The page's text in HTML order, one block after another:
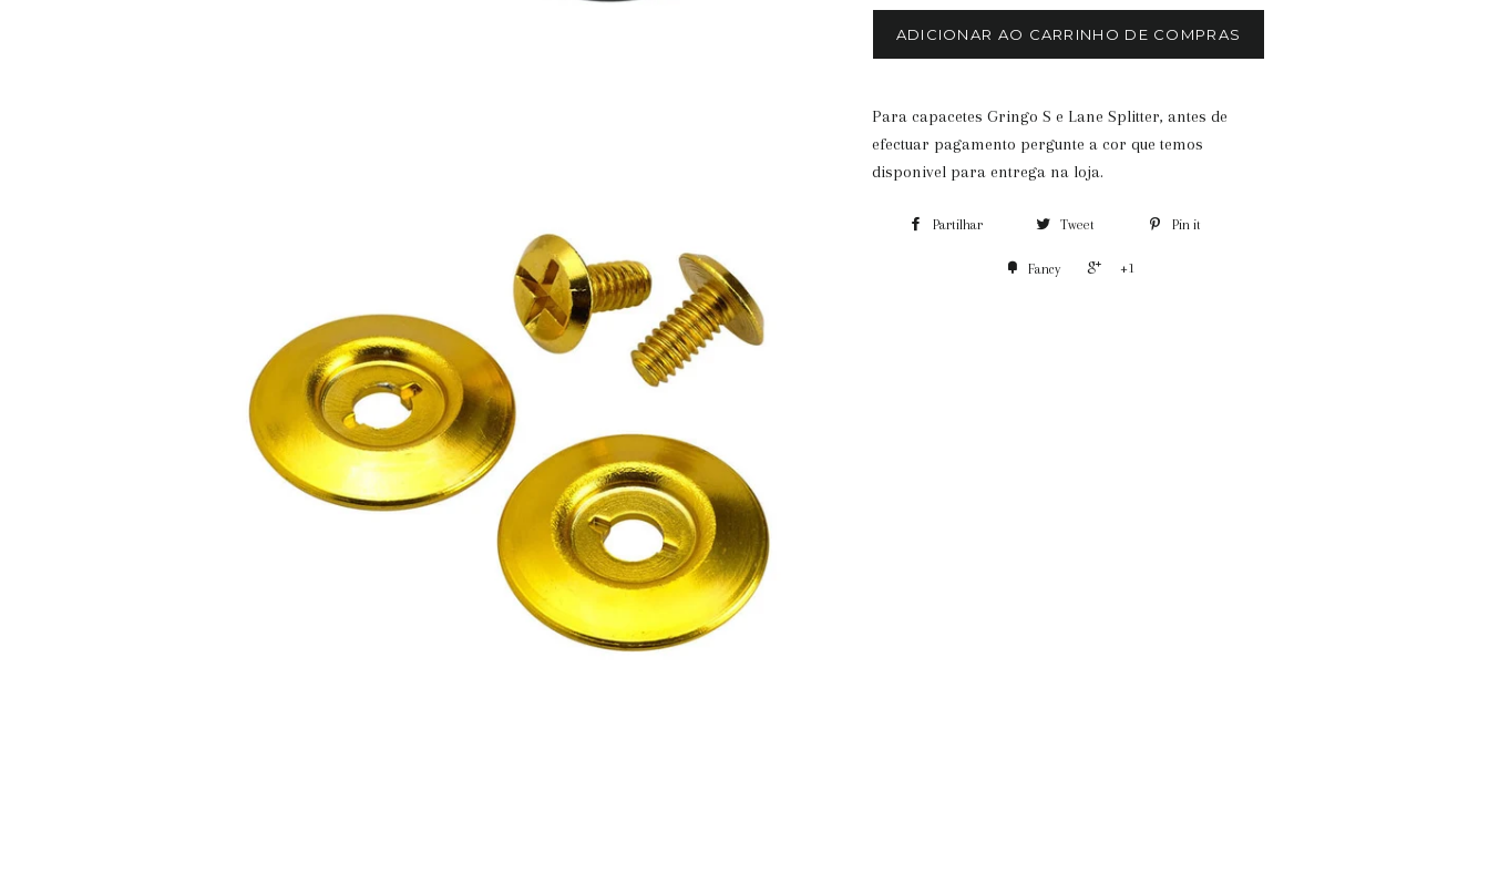
ADICIONAR AO CARRINHO DE COMPRAS
Para capacetes Gringo S e Lane Splitter, antes de
efectuar pagamento pergunte a cor que temos
disponivel para entrega na loja.
Partilhar Tweet Pin it
Fancy +1